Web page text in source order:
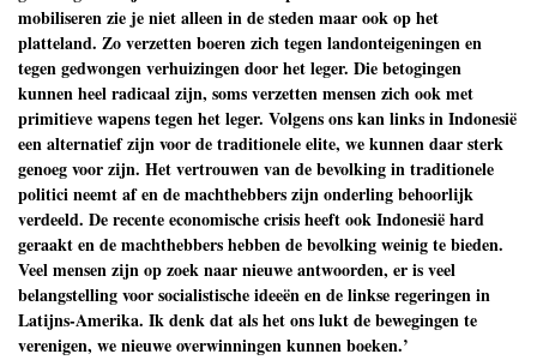
mobiliseren zie je niet alleen in de steden maar ook op het
platteland. Zo verzetten boeren zich tegen landonteigeningen en
tegen gedwongen verhuizingen door het leger. Die betogingen
kunnen heel radicaal zijn, soms verzetten mensen zich ook met
primitieve wapens tegen het leger. Volgens ons kan links in Indonesië
een alternatief zijn voor de traditionele elite, we kunnen daar sterk
genoeg voor zijn. Het vertrouwen van de bevolking in traditionele
politici neemt af en de machthebbers zijn onderling behoorlijk
verdeeld. De recente economische crisis heeft ook Indonesië hard
geraakt en de machthebbers hebben de bevolking weinig te bieden.
Veel mensen zijn op zoek naar nieuwe antwoorden, er is veel
belangstelling voor socialistische ideeën en de linkse regeringen in
Latijns-Amerika. Ik denk dat als het ons lukt de bewegingen te
verenigen, we nieuwe overwinningen kunnen boeken.’